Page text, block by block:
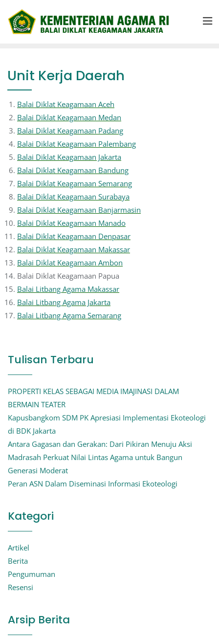
Unit Kerja Daerah
Balai Diklat Keagamaan Aceh
Balai Diklat Keagamaan Medan
Balai Diklat Keagamaan Padang
Balai Diklat Keagamaan Palembang
Balai Diklat Keagamaan Jakarta
Balai Diklat Keagamaan Bandung
Balai Diklat Keagamaan Semarang
Balai Diklat Keagamaan Surabaya
Balai Diklat Keagamaan Banjarmasin
Balai Diklat Keagamaan Manado
Balai Diklat Keagamaan Denpasar
Balai Diklat Keagamaan Makassar
Balai Diklat Keagamaan Ambon
Balai Diklat Keagamaan Papua
Balai Litbang Agama Makassar
Balai Litbang Agama Jakarta
Balai Litbang Agama Semarang
Tulisan Terbaru
PROPERTI KELAS SEBAGAI MEDIA IMAJINASI DALAM
BERMAIN TEATER
Kapusbangkom SDM PK Apresiasi Implementasi Ekoteologi
di BDK Jakarta
Antara Gagasan dan Gerakan: Dari Pikiran Menuju Aksi
Madrasah Perkuat Nilai Lintas Agama untuk Bangun
Generasi Moderat
Peran ASN Dalam Diseminasi Informasi Ekoteologi
Kategori
Artikel
Berita
Pengumuman
Resensi
Arsip Berita